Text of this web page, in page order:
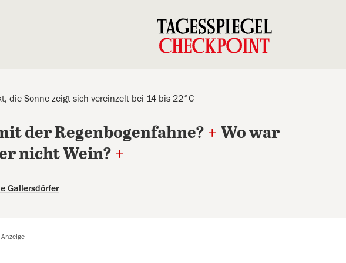
die Sonne zeigt sich vereinzelt bei 14 bis 22°C
der Regenbogenfahne? + Wo war
nicht Wein? +
Gallersdörfer
Anzeige